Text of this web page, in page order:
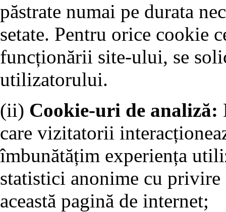
păstrate numai pe durata
setate. Pentru orice cookie
funcționării site-ului, se
utilizatorului.
(ii) Cookie-uri de analiză:
care vizitatorii
îmbunătățim experiența
statistici anonime cu
această pagină de internet;